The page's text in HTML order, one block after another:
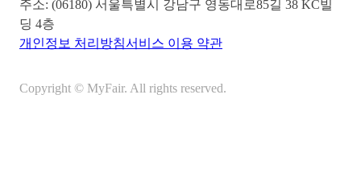
주소: (06180) 서울특별시 강남구 영동대로85길 38 KC빌
딩 4층
개인정보 처리방침서비스 이용 약관
Copyright © MyFair. All rights reserved.